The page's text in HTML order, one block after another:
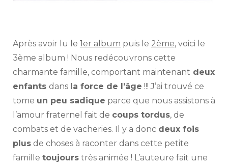
Après avoir lu le 1er album puis le 2ème, voici le
3ème album ! Nous redécouvrons cette
charmante famille, comportant maintenant deux
enfants dans la force de l’âge !!! J’ai trouvé ce
tome un peu sadique parce que nous assistons à
l’amour fraternel fait de coups tordus, de
combats et de vacheries. Il y a donc deux fois
plus de choses à raconter dans cette petite
famille toujours très animée ! L’auteure fait une